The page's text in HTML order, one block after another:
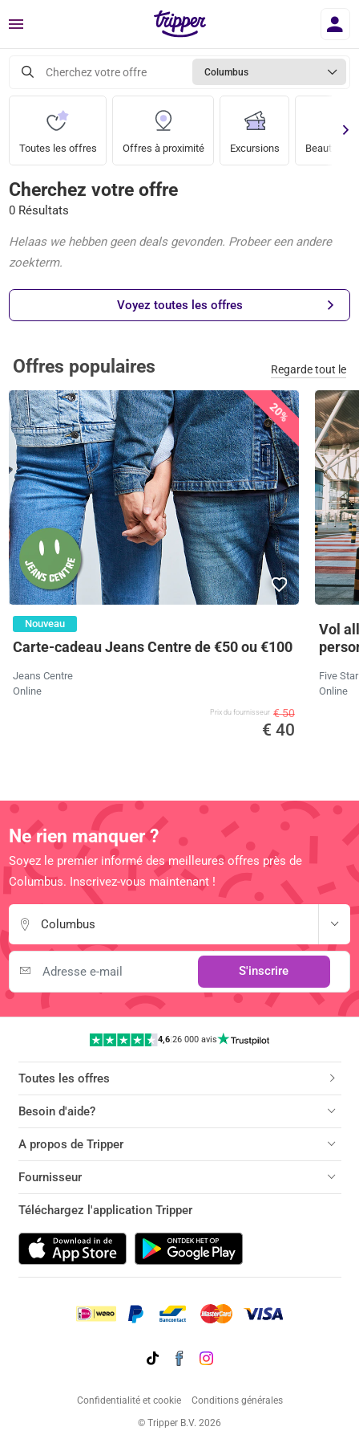
Menu
Cherchez votre offre Columbus
Toutes les offres Offres à proximité Excursions Beauté &
Cherchez votre offre
0 Résultats
Helaas we hebben geen deals gevonden. Probeer een andere
zoekterm.
Voyez toutes les offres
Offres populaires Regarde tout le
20%
Nouveau
Carte-cadeau Jeans Centre de €50 ou €100
Jeans Centre
Online
Prix ​​du fournisseur € 50
€ 40
Vol
Five
Online
Ne rien manquer ?
Soyez le premier informé des meilleures offres près de
Columbus. Inscrivez-vous maintenant !
Columbus
S'inscrire
4,6 |26 000 avis
Toutes les offres
Besoin d'aide?
A propos de Tripper
Fournisseur
Téléchargez l'application Tripper
Confidentialité et cookie
Conditions générales
© Tripper B.V. 2026